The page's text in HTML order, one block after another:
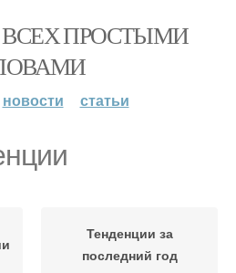
ПРОСТЫМИ
новости статьи
Тенденции за
последний год